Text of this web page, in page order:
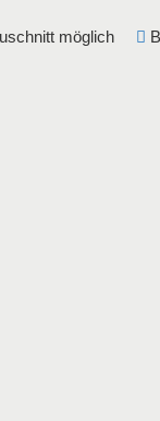
möglich